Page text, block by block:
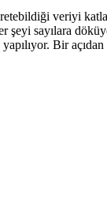
veriyi
şeyi sayılara
Bir açıdan